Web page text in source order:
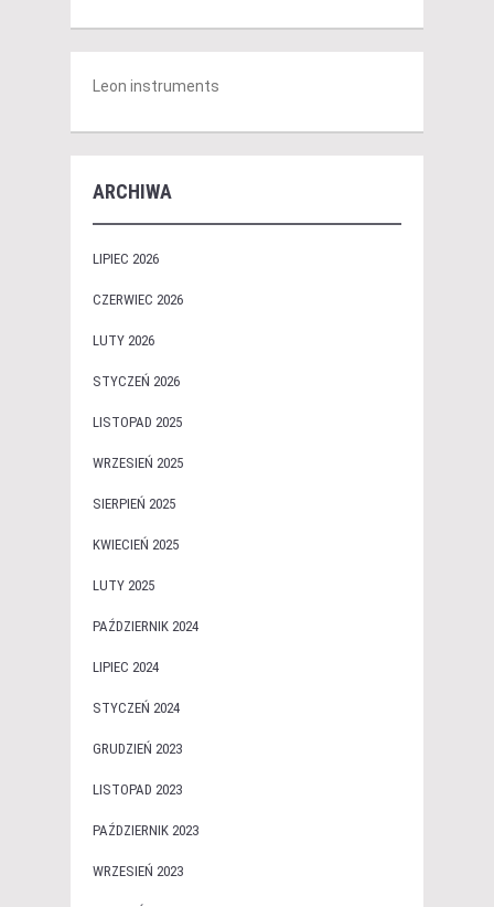
Leon instruments
ARCHIWA
LIPIEC 2026
CZERWIEC 2026
LUTY 2026
STYCZEŃ 2026
LISTOPAD 2025
WRZESIEŃ 2025
SIERPIEŃ 2025
KWIECIEŃ 2025
LUTY 2025
PAŹDZIERNIK 2024
LIPIEC 2024
STYCZEŃ 2024
GRUDZIEŃ 2023
LISTOPAD 2023
PAŹDZIERNIK 2023
WRZESIEŃ 2023